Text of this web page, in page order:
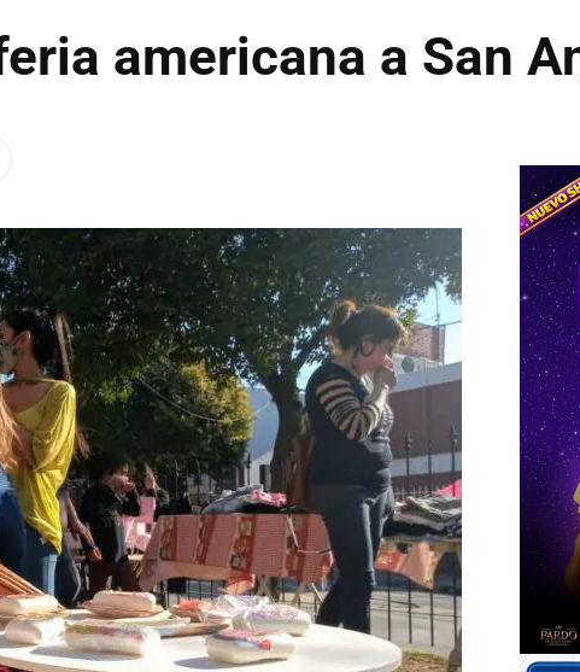
americana a San